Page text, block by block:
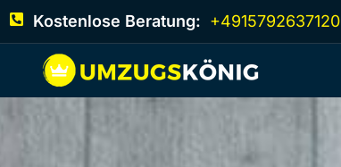
Kostenlose Beratung: +4915792637120